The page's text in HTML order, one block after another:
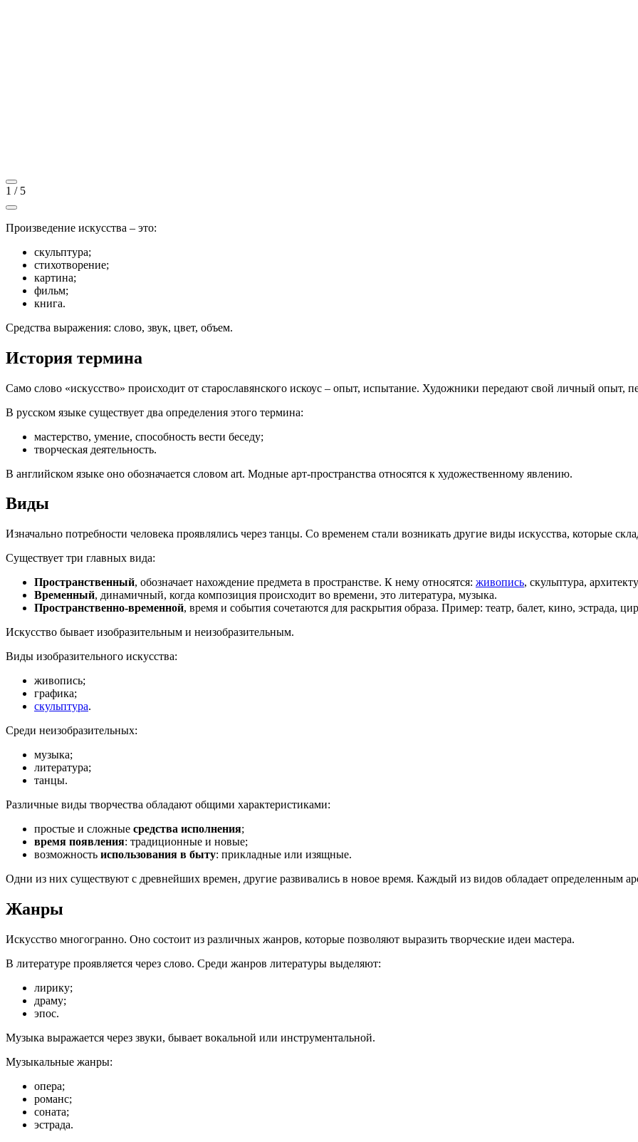
1 / 5
Произведение искусства – это:
скульптура;
стихотворение;
картина;
фильм;
книга.
Средства выражения: слово, звук, цвет, объем.
История термина
Само слово «искусство» происходит от старославянского искоус – опыт, испытание. Художники передают свой личный опыт,
В русском языке существует два определения этого термина:
мастерство, умение, способность вести беседу;
творческая деятельность.
В английском языке оно обозначается словом art. Модные арт-пространства относятся к художественному явлению.
Виды
Изначально потребности человека проявлялись через танцы. Со временем стали возникать другие виды искусства, которые
Существует три главных вида:
Пространственный, обозначает нахождение предмета в пространстве. К нему относятся: живопись, скульптура,
Временный, динамичный, когда композиция происходит во времени, это литература, музыка.
Пространственно-временной, время и события сочетаются для раскрытия образа. Пример: театр, балет, кино, эстрада,
Искусство бывает изобразительным и неизобразительным.
Виды изобразительного искусства:
живопись;
графика;
скульптура.
Среди неизобразительных:
музыка;
литература;
танцы.
Различные виды творчества обладают общими характеристиками:
простые и сложные средства исполнения;
время появления: традиционные и новые;
возможность использования в быту: прикладные или изящные.
Одни из них существуют с древнейших времен, другие развивались в новое время. Каждый из видов обладает определенным
Жанры
Искусство многогранно. Оно состоит из различных жанров, которые позволяют выразить творческие идеи мастера.
В литературе проявляется через слово. Среди жанров литературы выделяют:
лирику;
драму;
эпос.
Музыка выражается через звуки, бывает вокальной или инструментальной.
Музыкальные жанры:
опера;
романс;
соната;
эстрада.